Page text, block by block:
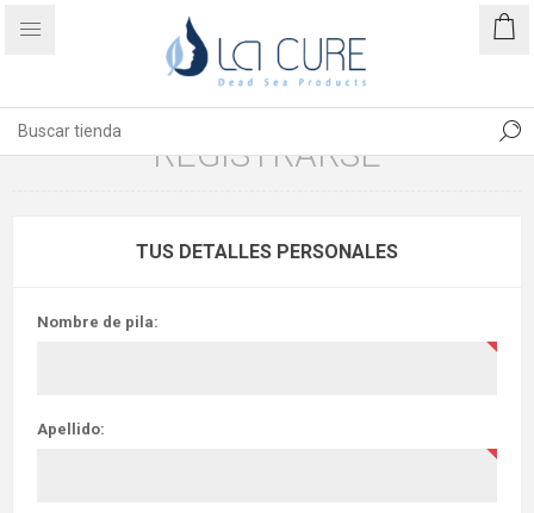
REGISTRARSE
TUS DETALLES PERSONALES
Nombre de pila:
Apellido: